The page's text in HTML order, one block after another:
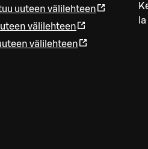
uuteen välilehteen
välilehteen
välilehteen